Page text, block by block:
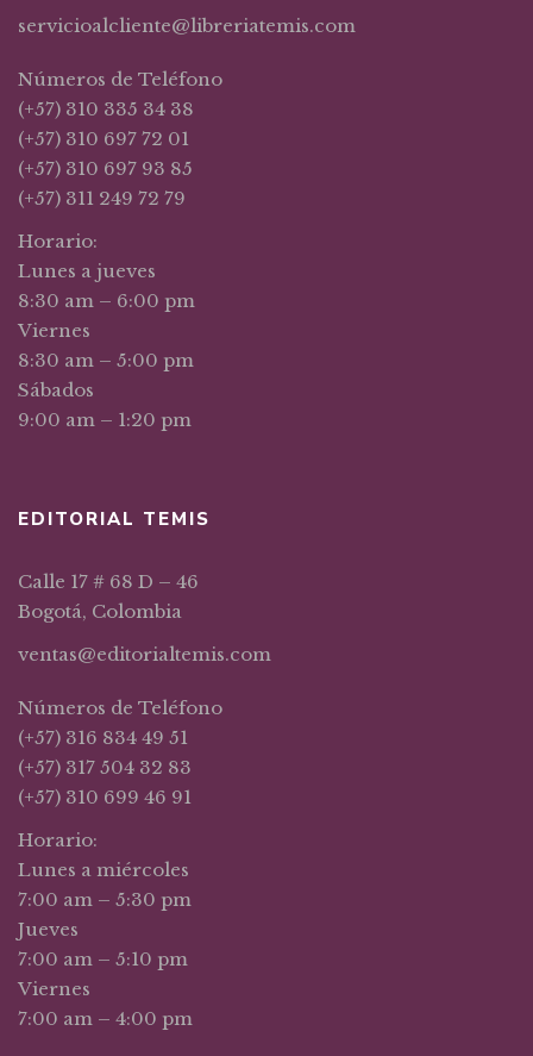
servicioalcliente@libreriatemis.com
Números de Teléfono
(+57) 310 335 34 38
(+57) 310 697 72 01
(+57) 310 697 93 85
(+57) 311 249 72 79
Horario:
Lunes a jueves
8:30 am – 6:00 pm
Viernes
8:30 am – 5:00 pm
Sábados
9:00 am – 1:20 pm
EDITORIAL TEMIS
Calle 17 # 68 D – 46
Bogotá, Colombia
ventas@editorialtemis.com
Números de Teléfono
(+57) 316 834 49 51
(+57) 317 504 32 83
(+57) 310 699 46 91
Horario:
Lunes a miércoles
7:00 am – 5:30 pm
Jueves
7:00 am – 5:10 pm
Viernes
7:00 am – 4:00 pm